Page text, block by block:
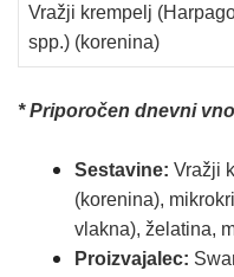
Vražji krempelj
spp.) (korenina)
* Priporočen dnevni
Sestavine: Vražji
(korenina),
vlakna), želatina,
Proizvajalec: